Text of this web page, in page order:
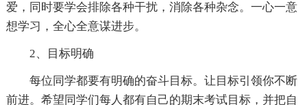
爱，同时要学会排除各种干扰，消除各种杂念。一心一意
想学习，全心全意谋进步。
2、目标明确
每位同学都要有明确的奋斗目标。让目标引领你不断
前进。希望同学们每人都有自己的期末考试目标，并把自